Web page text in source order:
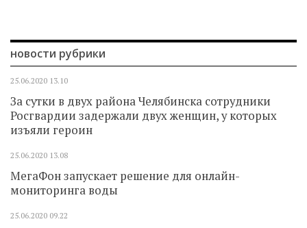
новости рубрики
25.06.2020 13.10
За сутки в двух района Челябинска сотрудники
Росгвардии задержали двух женщин, у которых
изъяли героин
25.06.2020 13.08
МегаФон запускает решение для онлайн-
мониторинга воды
25.06.2020 09.22